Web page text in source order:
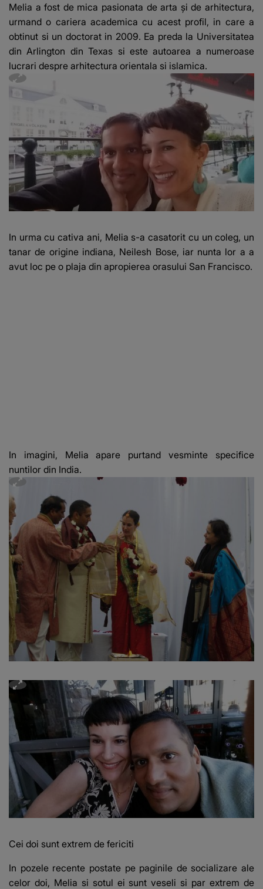
suspecți
Melia a fost de mica pasionata de arta şi de arhitectura,
urmand o cariera academica cu acest profil, in care a
obtinut si un doctorat in 2009. Ea preda la Universitatea
din Arlington din Texas si este autoarea a numeroase
lucrari despre arhitectura orientala si islamica.
In urma cu cativa ani, Melia s-a casatorit cu un coleg, un
tanar de origine indiana, Neilesh Bose, iar nunta lor a a
avut loc pe o plaja din apropierea orasului San Francisco.
In imagini, Melia apare purtand vesminte specifice
nuntilor din India.
Cei doi sunt extrem de fericiti
In pozele recente postate pe paginile de socializare ale
celor doi, Melia si sotul ei sunt veseli si par extrem de